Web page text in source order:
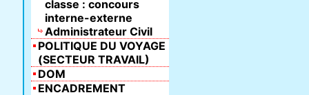
classe : concours
interne-externe
Administrateur Civil
POLITIQUE DU VOYAGE
(SECTEUR TRAVAIL)
DOM
ENCADREMENT